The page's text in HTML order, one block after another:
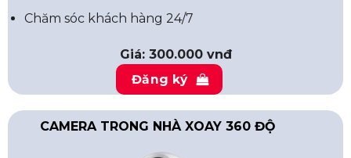
Chăm sóc khách hàng 24/7
Giá: 300.000 vnđ
Đăng ký
CAMERA TRONG NHÀ XOAY 360 ĐỘ